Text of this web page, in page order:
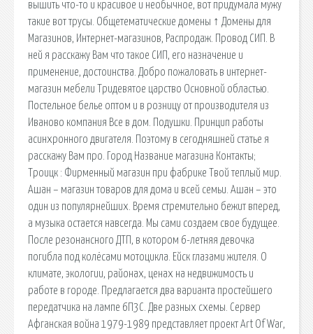
вышить что-то и красивое и необычное, вот придумала мужу
такие вот трусы. Общетематические домены ↑ Домены для
Магазинов, Интернет-магазинов, Распродаж. Провод СИП. В
ней я расскажу Вам что такое СИП, его назначение и
применение, достоинства. Добро пожаловать в интернет-
магазин мебели Тридевятое царство Основной областью.
Постельное белье оптом и в розницу от производителя из
Иваново компания Все в дом. Подушки. Принцип работы
асинхронного двигателя. Поэтому в сегодняшней статье я
расскажу Вам про. Город Название магазина Контакты;
Троицк : Фирменный магазин при фабрике Твой теплый мир.
Ашан – магазин товаров для дома и всей семьи. Ашан – это
один из популярнейших. Время стремительно бежит вперед,
а музыка остается навсегда. Мы сами создаем свое будущее.
После резонансного ДТП, в котором 6-летняя девочка
погибла под колёсами мотоцикла. Ейск глазами жителя. О
климате, экологии, районах, ценах на недвижимость и
работе в городе. Предлагается два варианта простейшего
передатчика на лампе 6П3С. Две разных схемы. Сервер
Афганская война 1979-1989 представляет проект Art Of War,